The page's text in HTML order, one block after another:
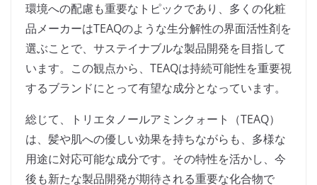
環境への配慮も重要なトピックであり、多くの化粧
品メーカーはTEAQのような生分解性の界面活性剤を
選ぶことで、サステイナブルな製品開発を目指して
います。この観点から、TEAQは持続可能性を重要視
するブランドにとって有望な成分となっています。
総じて、トリエタノールアミンクォート（TEAQ）
は、髪や肌への優しい効果を持ちながらも、多様な
用途に対応可能な成分です。その特性を活かし、今
後も新たな製品開発が期待される重要な化合物で